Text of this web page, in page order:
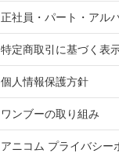
正社員・パート・アル
特定商取引に基づく表
個人情報保護方針
ワンブーの取り組み
アニコム プライバシー